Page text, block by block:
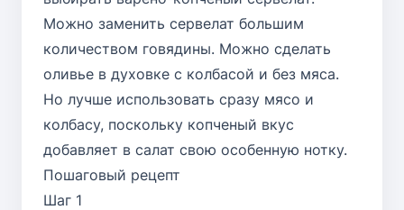
Можно заменить сервелат большим
количеством говядины. Можно сделать
оливье в духовке с колбасой и без мяса.
Но лучше использовать сразу мясо и
колбасу, поскольку копченый вкус
добавляет в салат свою особенную нотку.
Пошаговый рецепт
Шаг 1